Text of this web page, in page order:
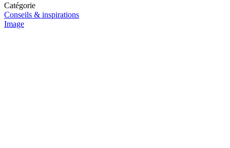
Catégorie
Conseils & inspirations
Image